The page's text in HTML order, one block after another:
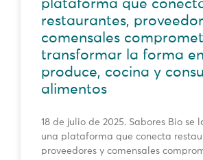
plataforma que
restaurantes,
comensales
transformar la forma
produce, cocina y
alimentos
18 de julio de 2025. Sabores Bio se
una plataforma que conecta
proveedores y comensales